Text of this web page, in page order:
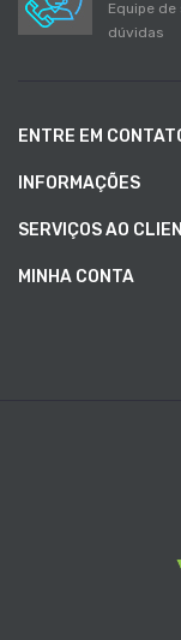
Equipe
dúvidas
ENTRE EM
INFORMAÇÕES
SERVIÇOS AO
MINHA CONTA